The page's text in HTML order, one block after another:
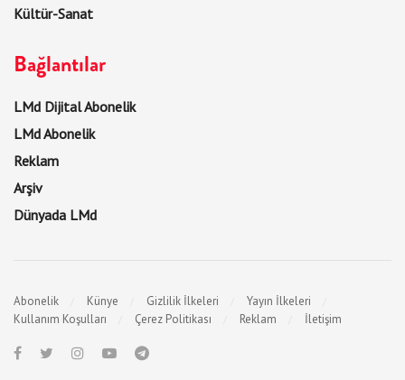
Kültür-Sanat
Bağlantılar
LMd Dijital Abonelik
LMd Abonelik
Reklam
Arşiv
Dünyada LMd
Abonelik Künye Gizlilik İlkeleri
Yayın İlkeleri
Kullanım Koşulları
Çerez Politikası Reklam İletişim